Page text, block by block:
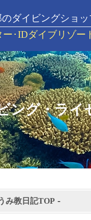
ダイビングショッ
ー･IDダイブリゾー
ング・ライ
み教日記TOP -